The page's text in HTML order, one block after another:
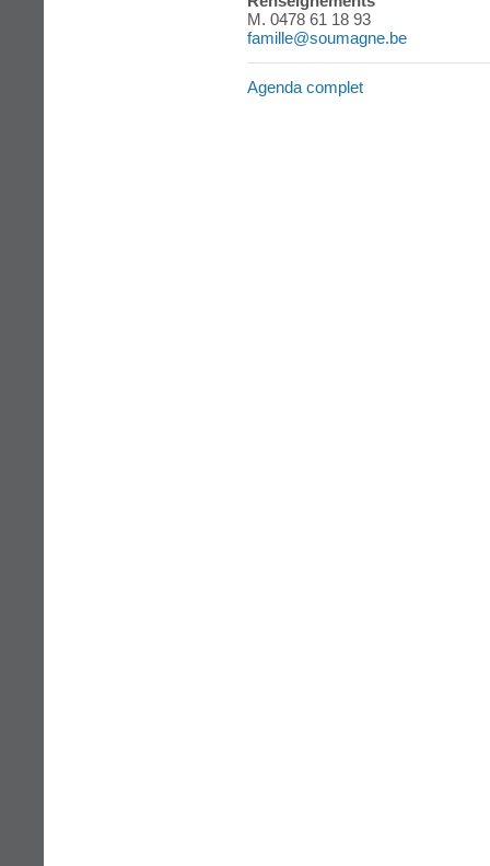
M. 0478 61 18 93
famille@soumagne.be
Agenda complet